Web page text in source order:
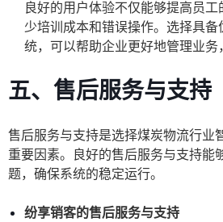
良好的用户体验不仅能够提高员
少培训成本和错误操作。选择具
统，可以帮助企业更好地管理业务
五、售后服务与支持
售后服务与支持是选择煤炭物流行业
重要因素。良好的售后服务与支持能
题，确保系统的稳定运行。
纷享销客的售后服务与支持